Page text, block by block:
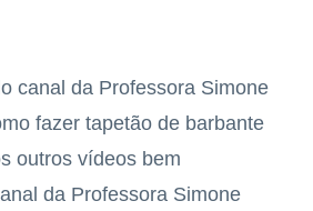
canal da Professora Simone
fazer tapetão de barbante
outros vídeos bem
da Professora Simone